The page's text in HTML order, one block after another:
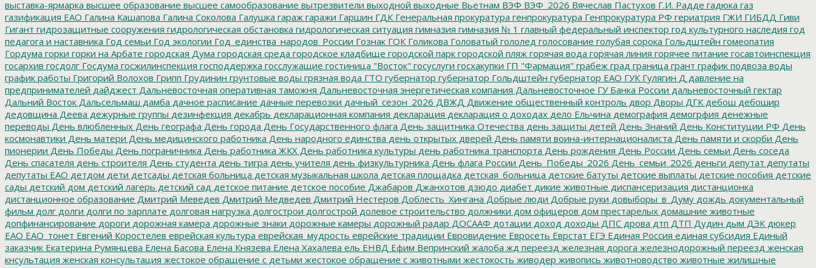
выставка-ярмарка высшее образование высшее самообразование вытрезвители выходной выходные Вьетнам ВЭФ ВЭФ_2026 Вячеслав Пастухов Г.И. Радде гадюка газ
газификация ЕАО Галина Кашапова Галина Соколова Галушка гараж гаражи Гаршин ГДК Генеральная прокуратура генпрокуратура Генпрокуратура РФ гериатрия ГЖИ ГИБДД Гиви
Гигант гидрозащитные сооружения гидрологическая обстановка гидрологическая ситуация гимназия гимназия № 1 главный федеральный инспектор год культурного наследия год
педагога и наставника Год семьи Год экологии Год_единства_народов_России Гознак ГОК Голикова Головатый гололед голосование голубая сорока Гольдштейн гомеопатия
Гордума горки горки на Арбате городская Дума городская среда городское кладбище городской парк городской пляж горячая вода горячая линия горячее питание госавтоинспекция
госархив госдолг Госдума госжилинспекция господдержка госслужащие гостиница "Восток" госуслуги госхакупки ГП "Фармация" грабеж град граница грант график подвоза воды
график работы Григорий Волохов Грипп Грудинин грунтовые воды грязная вода ГТО губернатор губернатор Гольдштейн губернатор ЕАО ГУК Гулягин Д давление на
предпринимателей дайджест Дальневосточная оперативная таможня Дальневосточная энергетическая компания Дальневосточное ГУ Банка России дальневосточный гектар
Дальний Восток Дальсельмаш дамба дачное расписание дачные перевозки дачный_сезон_2026 ДВЖД Движение общественный контроль двор Дворы ДГК дебош дебошир
дедовщина Деева дежурные группы дезинфекция декабрь декларационная компания декларация декларация о доходах дело Ельчина демография демогрфия денежные
переводы День влюбленных День географа День города День Государственного флага День защитника Отечества день защиты детей День Знаний День Конституции РФ День
космонавтики День матери День медицинского работника День народного единства день открытых дверей День памяти воина-интернационалиста День памяти и скорби День
пионерии День Победы День пограничника День работника ЖКХ День работника культуры день работника транспорта День рождения День России День семьи День соседа
День спасателя день строителя День студента день тигра день учителя день физкультурника День флага России День_Победы_2026 День_семьи_2026 деньги депутат депутаты
депутаты ЕАО детдом дети детсады детская больница детская музыкальная школа детская площадка детская_больница детские батуты детские выплаты детские пособия детские
сады детский дом детский лагерь детский сад детское питание детское пособие Джабаров Джанхотов дзюдо диабет дикие животные диспансеризация дистанционка
дистанционное образование Дмитрий Меведев Дмитрий Медведев Дмитрий Нестеров Доблесть_Хингана Добрые люди Добрые руки довыборы_в_Думу дождь документальный
фильм долг долги долги по зарплате долговая нагрузка долгострои долгострой долевое строительство должники дом офицеров дом престарелых домашние животные
допфинансирование дороги дорожная камера дорожные знаки дорожные камеры дорожный радар ДОСААФ дотации доход доходы ДПС дрова дтп ДТП Дудин дым ДЭК дюкер
ЕАО ЕАО_тонет Евгений Коростелев еврейская культура еврейская_мудрость еврейские традиции Евровидение Евросеть Еврстат ЕГЭ Единая Россия единая субсидия Единый
заказчик Екатерина Румянцева Елена Басова Елена Князева Елена Хахалева ель ЕНВД Ефим Вепринский жалоба жд переезд железная дорога железнодорожный переезд женская
кнсультация женская консультация жестокое обращение с детьми жестокое обращение с животными жестокость живодер живопись животноводство животные жилищные